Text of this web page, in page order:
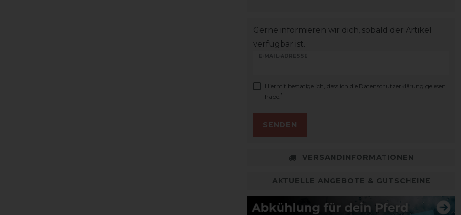
Gerne informieren wir dich, sobald der Artikel
verfügbar ist.
E-MAIL-ADRESSE
Hiermit bestätige ich, dass ich die Daten­schutz­erklärung gelesen
habe. *
SENDEN
VERSANDINFORMATIONEN
AKTUELLE ANGEBOTE & GUTSCHEINE